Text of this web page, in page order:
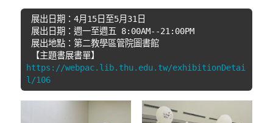
展出日期：4月15日至5月31日
展出日期：週一至週五 8:00AM--21:00PM
展出地點：第二教學區管院圖書館
https://webpac.lib.thu.edu.tw/exhibitionDetai
l/106